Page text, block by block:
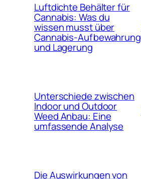
Luftdichte Behälter für
Cannabis: Was du
wissen musst über
Cannabis-Aufbewahrung
und Lagerung
Unterschiede zwischen
Indoor und Outdoor
Weed Anbau: Eine
umfassende Analyse
Die Auswirkungen von